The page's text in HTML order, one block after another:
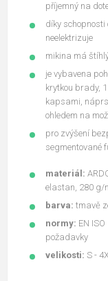
příjemný na
díky
neelektrizuje
mikina má
je vybavena
krytkou brady,
kapsami,
ohledem na
pro zvýšení
segmentované
materiál:
elastan, 280 g/
barva: tmavě
normy: EN
požadavky
velikosti: S -